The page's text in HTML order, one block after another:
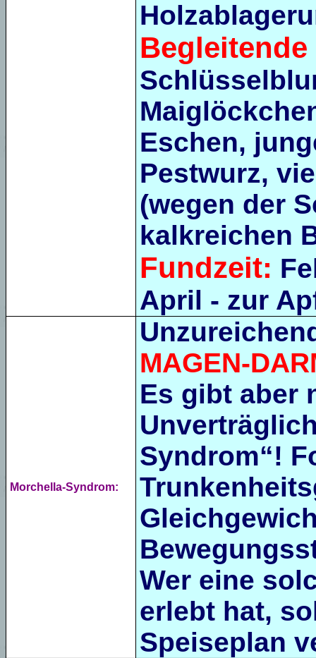
Eschen,
Pestwurz,
(wegen der
kalkreichen
Fundzeit:
April - zur
Morchella-Syndrom:
MAGEN-
Es gibt aber
Syndrom“!
Wer eine
erlebt hat,
Speiseplan